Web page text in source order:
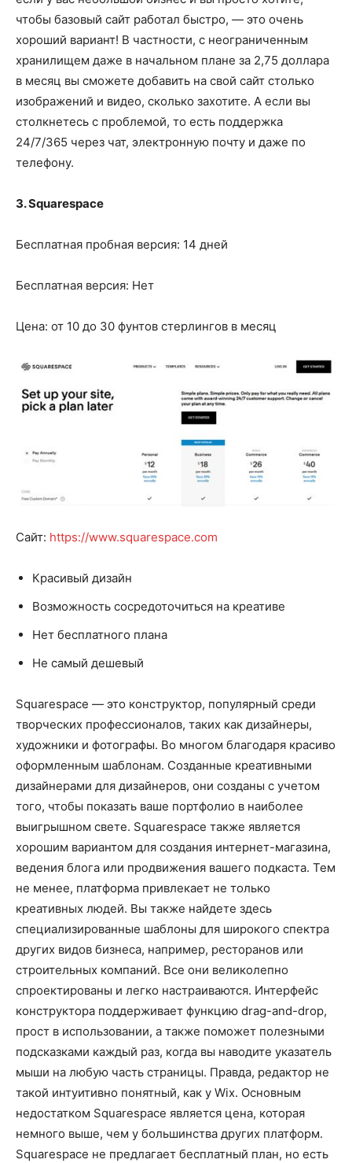
чтобы базовый сайт работал быстро, — это очень
хороший вариант! В частности, с неограниченным
хранилищем даже в начальном плане за 2,75 доллара
в месяц вы сможете добавить на свой сайт столько
изображений и видео, сколько захотите. А если вы
столкнетесь с проблемой, то есть поддержка
24/7/365 через чат, электронную почту и даже по
телефону.
3. Squarespace
Бесплатная пробная версия: 14 дней
Бесплатная версия: Нет
Цена: от 10 до 30 фунтов стерлингов в месяц
Сайт: https://www.squarespace.com
Красивый дизайн
Возможность сосредоточиться на креативе
Нет бесплатного плана
Не самый дешевый
Squarespace — это конструктор, популярный среди
творческих профессионалов, таких как дизайнеры,
художники и фотографы. Во многом благодаря красиво
оформленным шаблонам. Созданные креативными
дизайнерами для дизайнеров, они созданы с учетом
того, чтобы показать ваше портфолио в наиболее
выигрышном свете. Squarespace также является
хорошим вариантом для создания интернет-магазина,
ведения блога или продвижения вашего подкаста. Тем
не менее, платформа привлекает не только
креативных людей. Вы также найдете здесь
специализированные шаблоны для широкого спектра
других видов бизнеса, например, ресторанов или
строительных компаний. Все они великолепно
спроектированы и легко настраиваются. Интерфейс
конструктора поддерживает функцию drag-and-drop,
прост в использовании, а также поможет полезными
подсказками каждый раз, когда вы наводите указатель
мыши на любую часть страницы. Правда, редактор не
такой интуитивно понятный, как у Wix. Основным
недостатком Squarespace является цена, которая
немного выше, чем у большинства других платформ.
Squarespace не предлагает бесплатный план, но есть